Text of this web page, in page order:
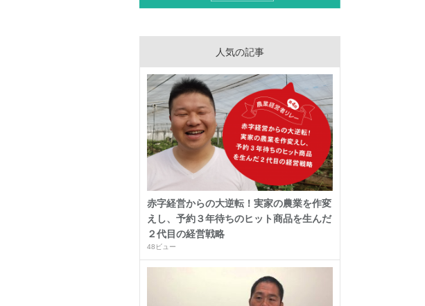
人気の記事
赤字経営からの大逆転！実家の農業を作変
えし、予約３年待ちのヒット商品を生んだ
２代目の経営戦略
48ビュー